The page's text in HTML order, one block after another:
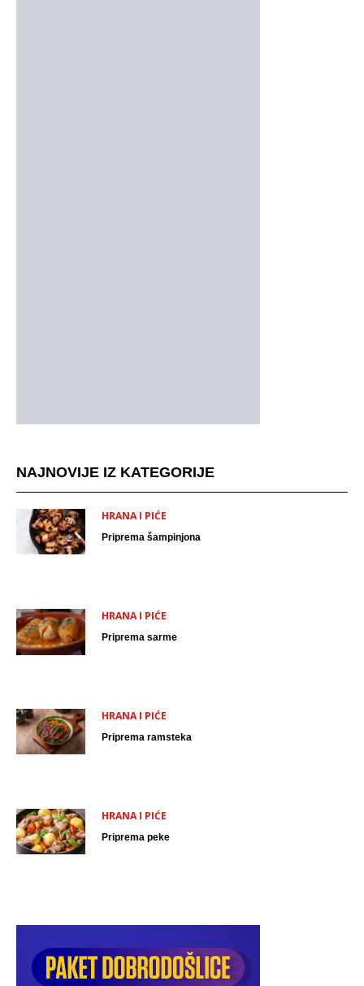
NAJNOVIJE IZ KATEGORIJE
HRANA I PIĆE
Priprema šampinjona
HRANA I PIĆE
Priprema sarme
HRANA I PIĆE
Priprema ramsteka
HRANA I PIĆE
Priprema peke